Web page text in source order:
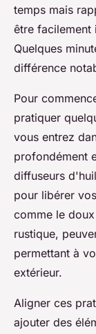
temps mais
être facilement
Quelques
différence
Pour
pratiquer
vous entrez
profondément
diffuseurs
pour libérer
comme le
rustique,
permettant à
extérieur.
Aligner ces
ajouter des